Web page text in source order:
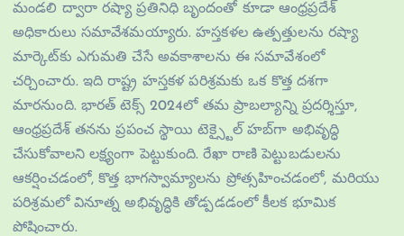
మండలి ద్వారా రష్యా ప్రతినిధి బృందంతో కూడా ఆంధ్రప్రదేశ్
అధికారులు సమావేశమయ్యారు. హస్తకళల ఉత్పత్తులను రష్యా
మార్కెట్‌కు ఎగుమతి చేసే అవకాశాలను ఈ సమావేశంలో
చర్చించారు. ఇది రాష్ట్ర హస్తకళ పరిశ్రమకు ఒక కొత్త దశగా
మారనుంది. భారత్ టెక్స్ 2024లో తమ ప్రాబల్యాన్ని ప్రదర్శిస్తూ,
ఆంధ్రప్రదేశ్ తనను ప్రపంచ స్థాయి టెక్స్టైల్ హబ్‌గా అభివృద్ధి
చేసుకోవాలని లక్ష్యంగా పెట్టుకుంది. రేఖా రాణి పెట్టుబడులను
ఆకర్షించడంలో, కొత్త భాగస్వామ్యాలను ప్రోత్సహించడంలో, మరియు
పరిశ్రమలో వినూత్న అభివృద్ధికి తోడ్పడడంలో కీలక భూమిక
పోషించారు.